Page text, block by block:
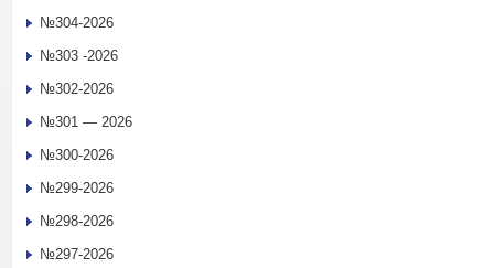
№304-2026
№303 -2026
№302-2026
№301 — 2026
№300-2026
№299-2026
№298-2026
№297-2026